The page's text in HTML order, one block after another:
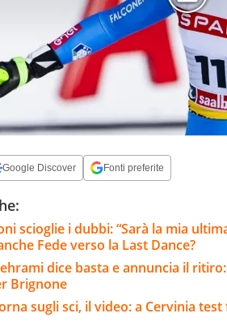
Google Discover Fonti preferite
scioglie i dubbi: “Sarà la mia
Fede verso la Last Dance?
dice basta e annuncia il
Brignone
sugli sci, il video: a Cervinia